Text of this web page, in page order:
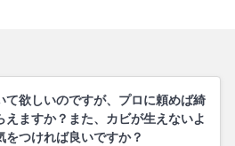
て欲しいのですが、プロに頼めば綺
えますか？また、カビが生えないよ
をつければ良いですか？